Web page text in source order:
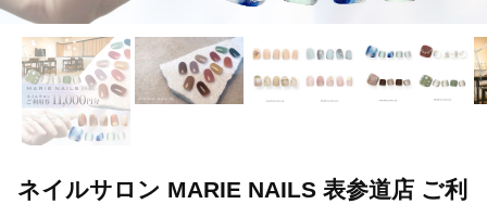
ネイルサロン MARIE NAILS 表参道店 ご利